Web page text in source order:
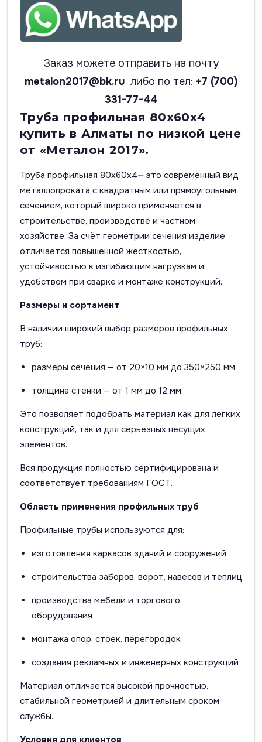
Заказ можете отправить на почту
metalon2017@bk.ru либо по тел: +7 (700)
331-77-44
Труба профильная 80х60х4
купить в Алматы по низкой цене
от «Металон 2017».
Труба профильная 80х60х4— это современный вид
металлопроката с квадратным или прямоугольным
сечением, который широко применяется в
строительстве, производстве и частном
хозяйстве. За счёт геометрии сечения изделие
отличается повышенной жёсткостью,
устойчивостью к изгибающим нагрузкам и
удобством при сварке и монтаже конструкций.
Размеры и сортамент
В наличии широкий выбор размеров профильных
труб:
размеры сечения — от 20×10 мм до 350×250 мм
толщина стенки — от 1 мм до 12 мм
Это позволяет подобрать материал как для лёгких
конструкций, так и для серьёзных несущих
элементов.
Вся продукция полностью сертифицирована и
соответствует требованиям ГОСТ.
Область применения профильных труб
Профильные трубы используются для:
изготовления каркасов зданий и сооружений
строительства заборов, ворот, навесов и теплиц
производства мебели и торгового
оборудования
монтажа опор, стоек, перегородок
создания рекламных и инженерных конструкций
Материал отличается высокой прочностью,
стабильной геометрией и длительным сроком
службы.